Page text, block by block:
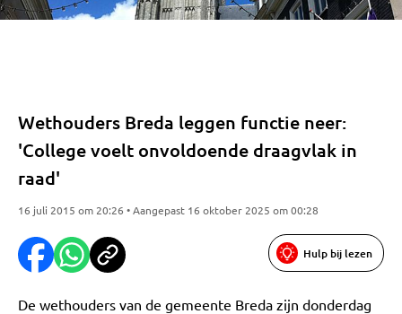
Wethouders Breda leggen functie neer:
'College voelt onvoldoende draagvlak in
raad'
16 juli 2015 om 20:26 • Aangepast 16 oktober 2025 om 00:28
Hulp bij lezen
De wethouders van de gemeente Breda zijn donderdag